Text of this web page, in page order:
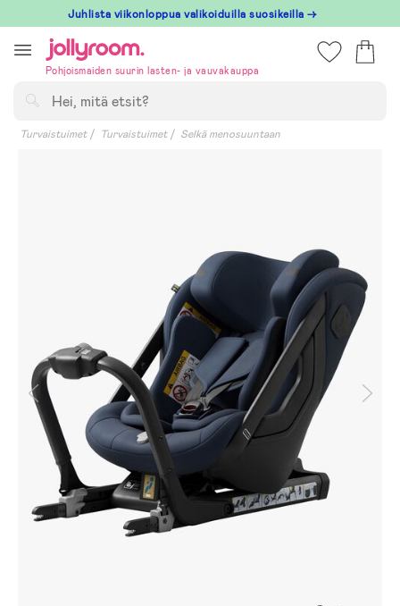
till
innehållet
Juhlista viikonloppua valikoiduilla suosikeilla →
Pohjoismaiden suurin lasten- ja vauvakauppa
Turvaistuimet Turvaistuimet Selkä menosuuntaan